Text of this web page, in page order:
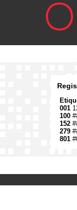
001
100
152
279
801